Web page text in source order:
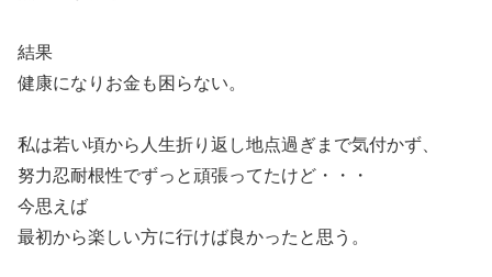
結果
健康になりお金も困らない。
私は若い頃から人生折り返し地点過ぎまで気付かず、
努力忍耐根性でずっと頑張ってたけど・・・
今思えば
最初から楽しい方に行けば良かったと思う。